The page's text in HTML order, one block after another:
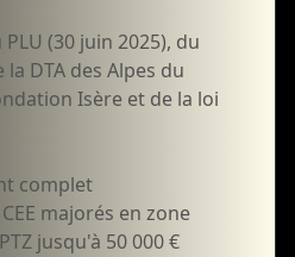
(30 juin 2025), du
la DTA des Alpes du
Isère et de la loi
complet
majorés en zone
jusqu'à 50 000 €